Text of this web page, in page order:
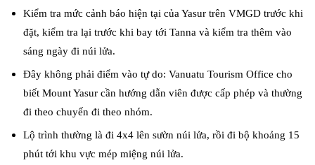
Kiểm tra mức cảnh báo hiện tại của Yasur trên VMGD trước khi
đặt, kiểm tra lại trước khi bay tới Tanna và kiểm tra thêm vào
sáng ngày đi núi lửa.
Đây không phải điểm vào tự do: Vanuatu Tourism Office cho
biết Mount Yasur cần hướng dẫn viên được cấp phép và thường
đi theo chuyến đi theo nhóm.
Lộ trình thường là đi 4x4 lên sườn núi lửa, rồi đi bộ khoảng 15
phút tới khu vực mép miệng núi lửa.